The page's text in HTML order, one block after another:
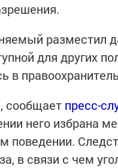
разместил
для других
в
сообщает пресс-
него избрана
в связи с чем